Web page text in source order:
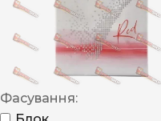
Фасування: